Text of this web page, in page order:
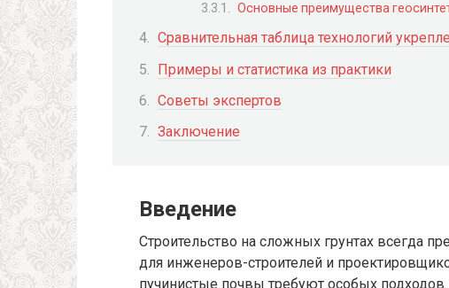
Основные преимущества
Сравнительная таблица технологий
Примеры и статистика из практики
Советы экспертов
Заключение
Введение
Строительство на сложных грунтах всегда
для инженеров-строителей и
пучинистые почвы требуют особых